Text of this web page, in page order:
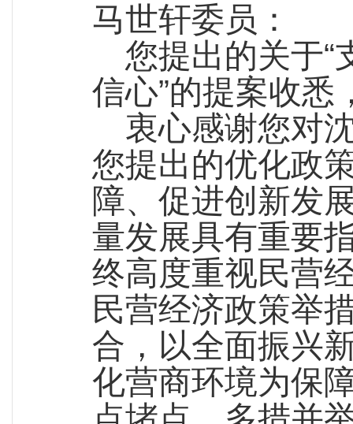
马世轩委员：
您提出的关于“
信心”的提案收悉
衷心感谢您对
您提出的优化政
障、促进创新发
量发展具有重要
终高度重视民营
民营经济政策举
合，以全面振兴
化营商环境为保